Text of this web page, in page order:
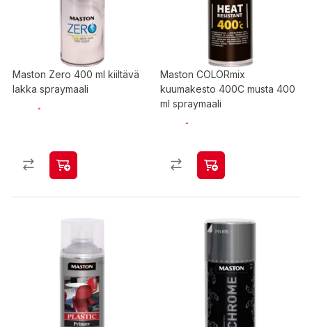
Maston Zero 400 ml kiiltävä
lakka spraymaali
Maston COLORmix
kuumakesto 400C musta 400
ml spraymaali